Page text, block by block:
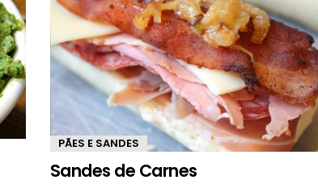
PÃES E SANDES
Sandes de Carnes